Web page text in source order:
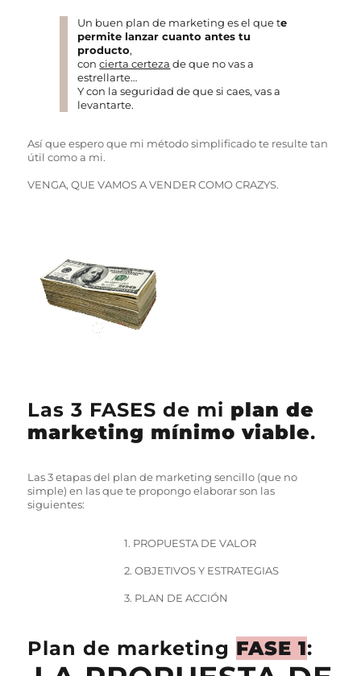
Un buen plan de marketing es el que te
permite lanzar cuanto antes tu
producto,
concierta certeza de que no vas a
estrellarte…
Y con la seguridad de que si caes, vas a
levantarte.
Así que espero que mi método simplificado te resulte tan
útil como a mi.
VENGA, QUE VAMOS A VENDER COMO CRAZYS.
Las 3 FASES de mi plan de
marketing mínimo viable.
Las 3 etapas del plan de marketing sencillo (que no
simple) en las que te propongo elaborar son las
siguientes:
1. PROPUESTA DE VALOR
2. OBJETIVOS Y ESTRATEGIAS
3. PLAN DE ACCIÓN
Plan de marketing FASE 1: